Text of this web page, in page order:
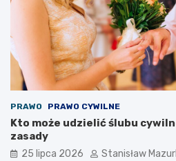
PRAWO PRAWO CYWILNE
Kto może udzielić ślubu
zasady
25 lipca 2026 Stanisław